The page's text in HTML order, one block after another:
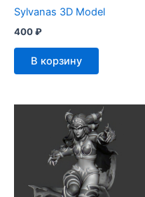
Sylvanas 3D Model
400₽
В корзину